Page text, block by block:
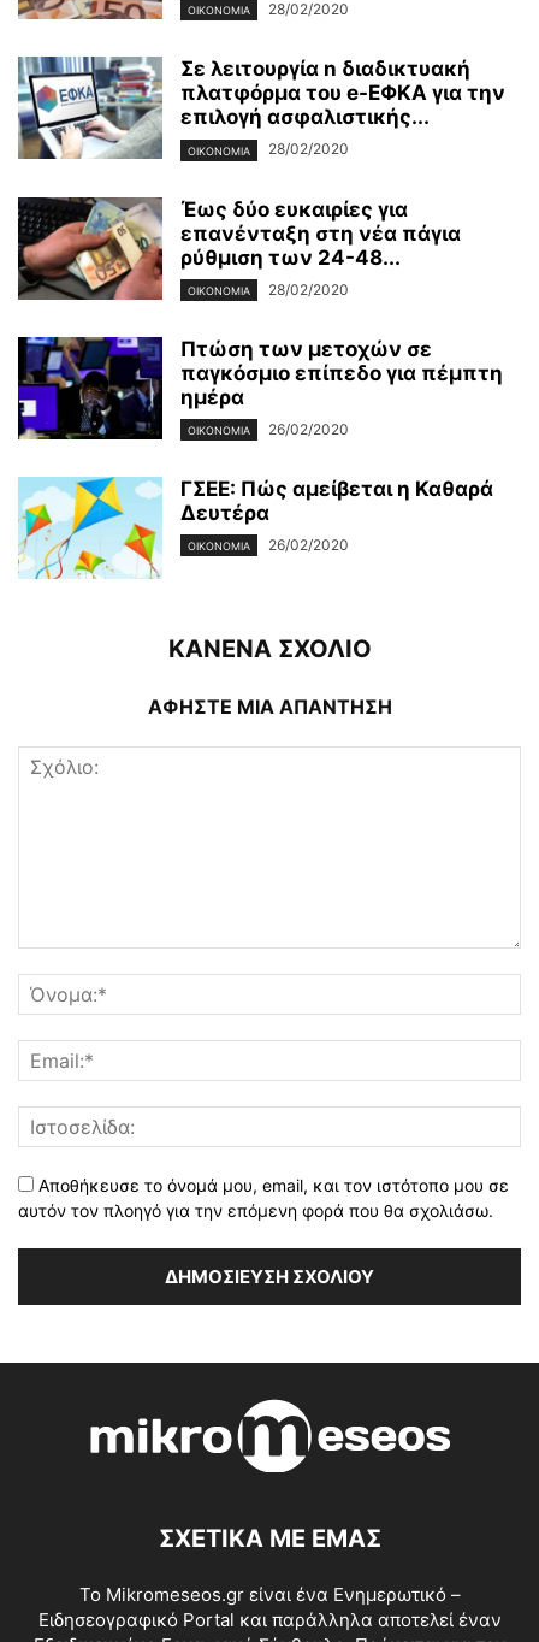
ΟΙΚΟΝΟΜΊΑ 28/02/2020
Σε λειτουργία n διαδικτυακή
πλατφόρμα του e-ΕΦΚΑ για την
επιλογή ασφαλιστικής...
ΟΙΚΟΝΟΜΊΑ 28/02/2020
Έως δύο ευκαιρίες για
επανένταξη στη νέα πάγια
ρύθμιση των 24-48...
ΟΙΚΟΝΟΜΊΑ 28/02/2020
Πτώση των μετοχών σε
παγκόσμιο επίπεδο για πέμπτη
ημέρα
ΟΙΚΟΝΟΜΊΑ 26/02/2020
ΓΣΕΕ: Πώς αμείβεται η Καθαρά
Δευτέρα
ΟΙΚΟΝΟΜΊΑ 26/02/2020
ΚΑΝΕΝΑ ΣΧΟΛΙΟ
ΑΦΗΣΤΕ ΜΙΑ ΑΠΑΝΤΗΣΗ
Αποθήκευσε το όνομά μου, email, και τον ιστότοπο μου σε
αυτόν τον πλοηγό για την επόμενη φορά που θα σχολιάσω.
ΣΧΕΤΙΚΑ ΜΕ ΕΜΑΣ
Το Mikromeseos.gr είναι ένα Ενημερωτικό –
Ειδησεογραφικό Portal και παράλληλα αποτελεί έναν